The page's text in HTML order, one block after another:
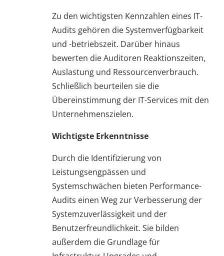
Zu den wichtigsten Kennzahlen eines IT-
Audits gehören die Systemverfügbarkeit
und -betriebszeit. Darüber hinaus
bewerten die Auditoren Reaktionszeiten,
Auslastung und Ressourcenverbrauch.
Schließlich beurteilen sie die
Übereinstimmung der IT-Services mit den
Unternehmenszielen.
Wichtigste Erkenntnisse
Durch die Identifizierung von
Leistungsengpässen und
Systemschwächen bieten Performance-
Audits einen Weg zur Verbesserung der
Systemzuverlässigkeit und der
Benutzerfreundlichkeit. Sie bilden
außerdem die Grundlage für